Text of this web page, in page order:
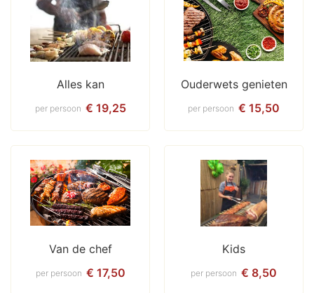
Alles kan
€ 19,25
per persoon
Ouderwets genieten
€ 15,50
per persoon
Van de chef
€ 17,50
per persoon
Kids
€ 8,50
per persoon